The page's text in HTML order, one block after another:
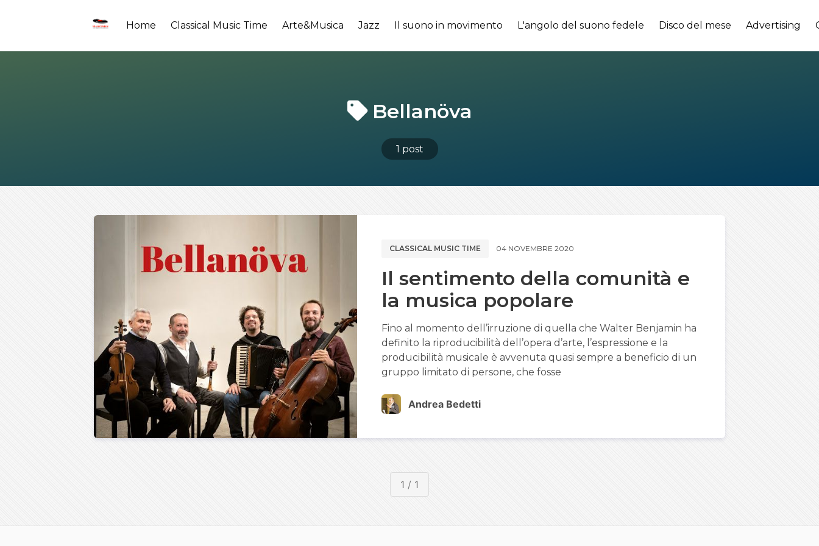
Home Classical Music Time Arte&Musica Jazz Il suono in movimento L'angolo del suono fedele Disco del mese Advertising
Bellanöva
1 post
CLASSICAL MUSIC TIME 04 NOVEMBRE 2020
Il sentimento della comunità e
la musica popolare
Fino al momento dell’irruzione di quella che Walter Benjamin ha
definito la riproducibilità dell’opera d’arte, l’espressione e la
producibilità musicale è avvenuta quasi sempre a beneficio di un
gruppo limitato di persone, che fosse
Andrea Bedetti
1 / 1